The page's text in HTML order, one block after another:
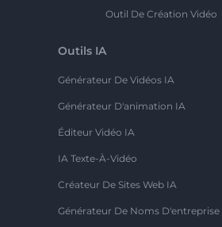
Outil De Création Vidéo
Outils IA
Générateur De Vidéos IA
Générateur D'animation IA
Éditeur Vidéo IA
IA Texte-À-Vidéo
Créateur De Sites Web IA
Générateur De Noms D'entreprise